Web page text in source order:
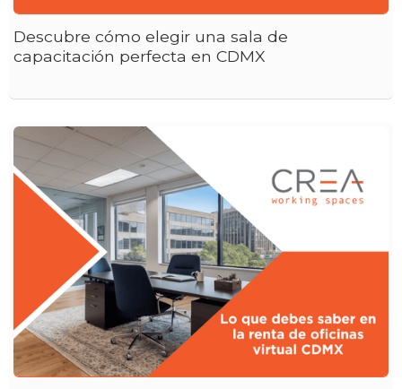
Descubre cómo elegir una sala de
capacitación perfecta en CDMX